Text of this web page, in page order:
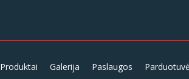
Produktai Galerija Paslaugos Parduotuvė